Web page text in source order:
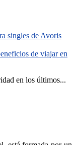
de viajar en
en los últimos...